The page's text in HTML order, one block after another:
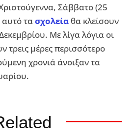
Σάββατο (25
αυτό τασχολεία θα κλείσουν
Με λίγα λόγια οι
τρεις μέρες περισσότερο
χρονιά άνοιξαν τα